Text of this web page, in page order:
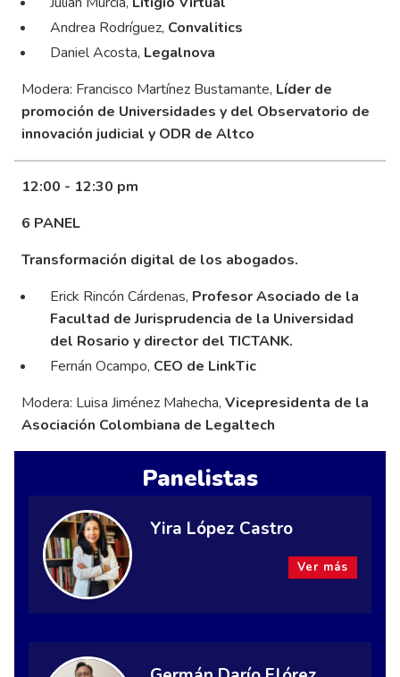
Andrea Rodríguez, Convalitics
Daniel Acosta, Legalnova
Modera: Francisco Martínez Bustamante, Líder de
promoción de Universidades y del Observatorio de
innovación judicial y ODR de Altco
12:00 - 12:30 pm
6 PANEL
Transformación digital de los abogados.
Erick Rincón Cárdenas, Profesor Asociado de la
Facultad de Jurisprudencia de la Universidad
del Rosario y director del TICTANK.
Fernán Ocampo, CEO de LinkTic
Modera: Luisa Jiménez Mahecha, Vicepresidenta de la
Asociación Colombiana de Legaltech
Panelistas
Yira López Castro
Ver más